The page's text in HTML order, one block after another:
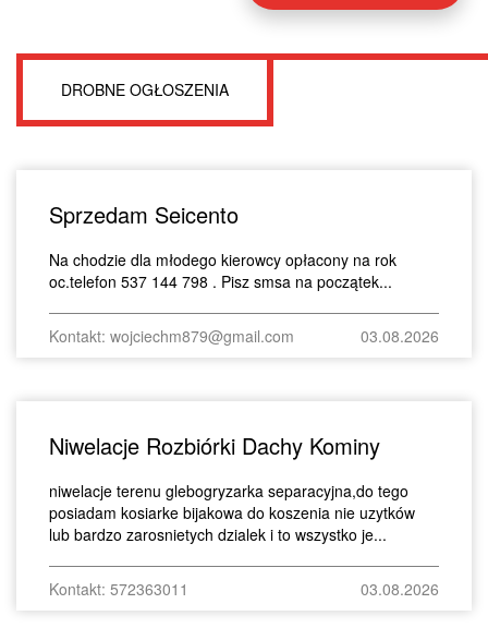
DROBNE OGŁOSZENIA
Sprzedam Seicento
Na chodzie dla młodego kierowcy opłacony na rok
oc.telefon 537 144 798 . Pisz smsa na początek...
Kontakt: wojciechm879@gmail.com 03.08.2026
Niwelacje Rozbiórki Dachy Kominy
niwelacje terenu glebogryzarka separacyjna,do tego
posiadam kosiarke bijakowa do koszenia nie uzytków
lub bardzo zarosnietych dzialek i to wszystko je...
Kontakt: 572363011 03.08.2026